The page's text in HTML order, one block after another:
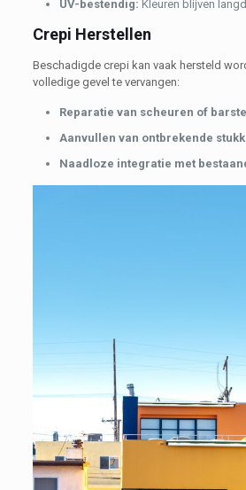
UV-bestendig: Kleuren blijven
Crepi Herstellen
Beschadigde crepi kan vaak hersteld
volledige gevel te vervangen:
Reparatie van scheuren of
Aanvullen van ontbrekende
Naadloze integratie met